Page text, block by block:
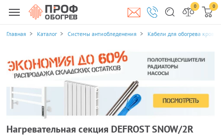
0 0
Главная Каталог Системы антиобледенения Кабели для обогрева
Нагревательная секция DEFROST SNOW/2R